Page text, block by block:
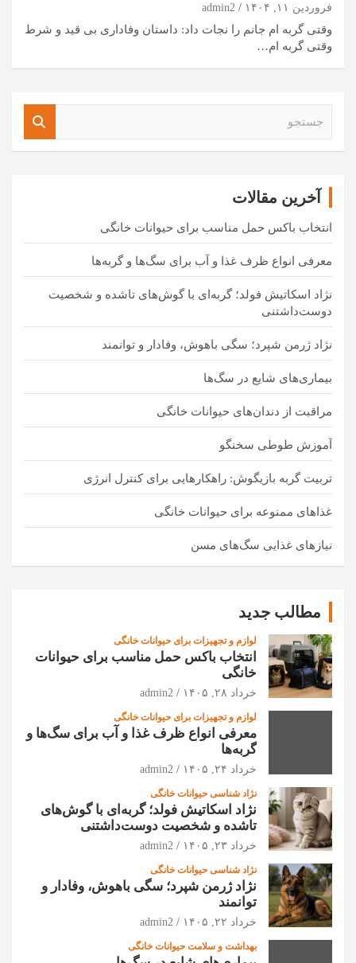
فروردین ۱۱, ۱۴۰۴ admin2
وقتی گربه ام جانم را نجات داد: داستان وفاداری بی قید و شرط
وقتی گربه ام…
آخرین مقالات
انتخاب باکس حمل مناسب برای حیوانات خانگی
معرفی انواع ظرف غذا و آب برای سگ‌ها و گربه‌ها
نژاد اسکاتیش فولد؛ گربه‌ای با گوش‌های تاشده و شخصیت
دوست‌داشتنی
نژاد ژرمن شپرد؛ سگی باهوش، وفادار و توانمند
بیماری‌های شایع در سگ‌ها
مراقبت از دندان‌های حیوانات خانگی
آموزش طوطی سخنگو
تربیت گربه بازیگوش: راهکارهایی برای کنترل انرژی
غذاهای ممنوعه برای حیوانات خانگی
نیازهای غذایی سگ‌های مسن
مطالب جدید
لوازم و تجهیزات برای حیوانات خانگی
انتخاب باکس حمل مناسب برای حیوانات
خانگی
خرداد ۲۸, ۱۴۰۵ admin2
لوازم و تجهیزات برای حیوانات خانگی
معرفی انواع ظرف غذا و آب برای سگ‌ها و
گربه‌ها
خرداد ۲۴, ۱۴۰۵ admin2
نژاد شناسی حیوانات خانگی
نژاد اسکاتیش فولد؛ گربه‌ای با گوش‌های
تاشده و شخصیت دوست‌داشتنی
خرداد ۲۳, ۱۴۰۵ admin2
نژاد شناسی حیوانات خانگی
نژاد ژرمن شپرد؛ سگی باهوش، وفادار و
توانمند
خرداد ۲۲, ۱۴۰۵ admin2
بهداشت و سلامت حیوانات خانگی